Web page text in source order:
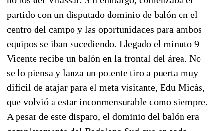
partido con un disputado dominio de balón en el
centro del campo y las oportunidades para ambos
equipos se iban sucediendo. Llegado el minuto 9
Vicente recibe un balón en la frontal del área. No
se lo piensa y lanza un potente tiro a puerta muy
difícil de atajar para el meta visitante, Edu Micàs,
que volvió a estar inconmensurable como siempre.
A pesar de este disparo, el dominio del balón era